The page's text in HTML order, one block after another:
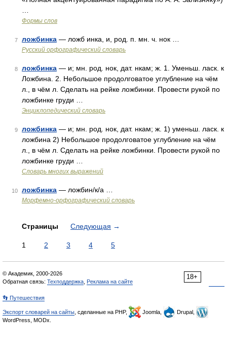
Формы слов
7 ложбинка — ложб инка, и, род. п. мн. ч. нок …
Русский орфографический словарь
8 ложбинка — и; мн. род. нок, дат. нкам; ж. 1. Уменьш. ласк. к
Ложбина. 2. Небольшое продолговатое углубление на чём
л., в чём л. Сделать на рейке ложбинки. Провести рукой по
ложбинке груди …
Энциклопедический словарь
9 ложбинка — и; мн. род. нок, дат. нкам; ж. 1) уменьш. ласк. к
ложбина 2) Небольшое продолговатое углубление на чём
л., в чём л. Сделать на рейке ложбинки. Провести рукой по
ложбинке груди …
Словарь многих выражений
10 ложбинка — ложбин/к/а …
Морфемно-орфографический словарь
Страницы Следующая →
1 2 3 4 5
18+
© Академик, 2000-2026
Обратная связь: Техподдержка Реклама на сайте
👣 Путешествия
Экспорт словарей на сайты , сделанные на PHP, Joomla,
Drupal,
WordPress, MODx.